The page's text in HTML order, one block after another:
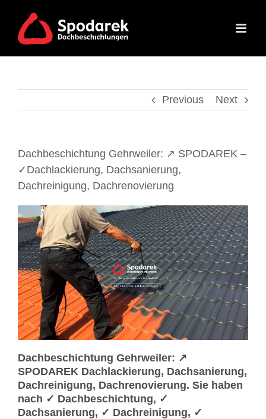
content
Previous Next
Dachbeschichtung Gehrweiler: ↗️ SPODAREK –
✓Dachlackierung, Dachsanierung,
Dachreinigung, Dachrenovierung
Dachbeschichtung Gehrweiler: ↗️
SPODAREK Dachlackierung, Dachsanierung,
Dachreinigung, Dachrenovierung. Sie haben
nach ✓ Dachbeschichtung, ✓
Dachsanierung, ✓ Dachreinigung, ✓